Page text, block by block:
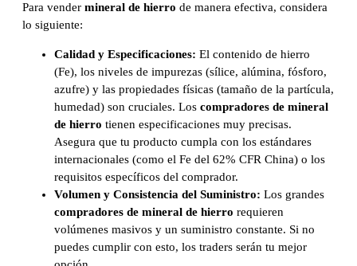
Para vender mineral de hierro de manera efectiva, considera
lo siguiente:
Calidad y Especificaciones: El contenido de hierro
(Fe), los niveles de impurezas (sílice, alúmina, fósforo,
azufre) y las propiedades físicas (tamaño de la partícula,
humedad) son cruciales. Los compradores de mineral
de hierro tienen especificaciones muy precisas.
Asegura que tu producto cumpla con los estándares
internacionales (como el Fe del 62% CFR China) o los
requisitos específicos del comprador.
Volumen y Consistencia del Suministro: Los grandes
compradores de mineral de hierro requieren
volúmenes masivos y un suministro constante. Si no
puedes cumplir con esto, los traders serán tu mejor